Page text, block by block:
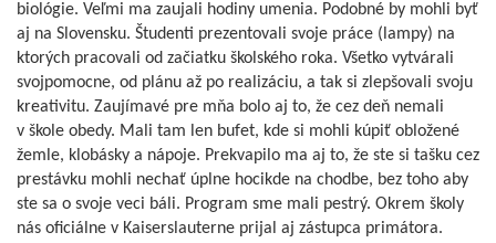
biológie. Veľmi ma zaujali hodiny umenia. Podobné by mohli byť
aj na Slovensku. Študenti prezentovali svoje práce (lampy) na
ktorých pracovali od začiatku školského roka. Všetko vytvárali
svojpomocne, od plánu až po realizáciu, a tak si zlepšovali svoju
kreativitu. Zaujímavé pre mňa bolo aj to, že cez deň nemali
v škole obedy. Mali tam len bufet, kde si mohli kúpiť obložené
žemle, klobásky a nápoje. Prekvapilo ma aj to, že ste si tašku cez
prestávku mohli nechať úplne hocikde na chodbe, bez toho aby
ste sa o svoje veci báli. Program sme mali pestrý. Okrem školy
nás oficiálne v Kaiserslauterne prijal aj zástupca primátora.